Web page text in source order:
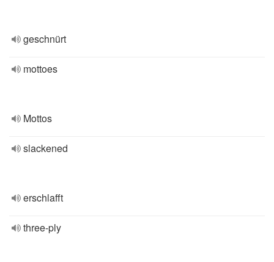
geschnürt
mottoes
Mottos
slackened
erschlafft
three-ply